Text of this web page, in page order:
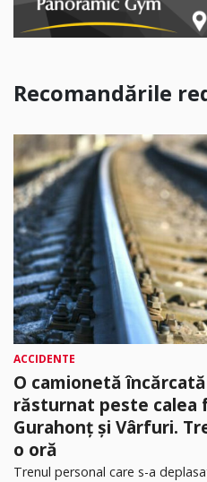
Recomandările
ACCIDENTE
O camionetă
răsturnat peste calea
Gurahonț și Vârfuri.
o oră
Trenul personal care s-a